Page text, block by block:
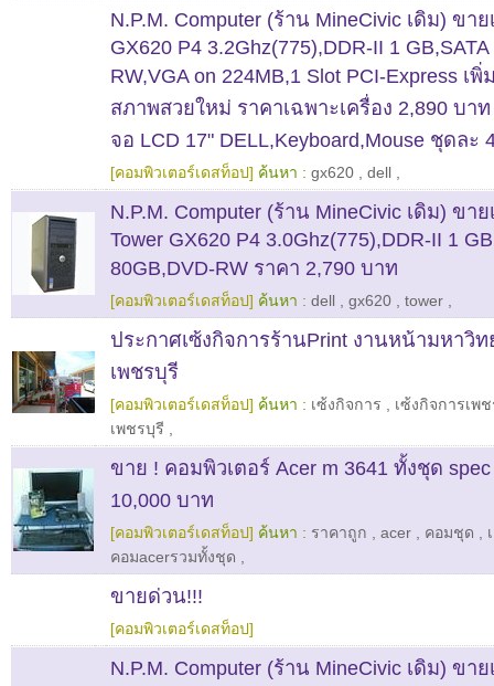
N.P.M. Computer (ร้าน MineCivic เดิม) ขาย
GX620 P4 3.2Ghz(775),DDR-II 1
RW,VGA on 224MB,1 Slot PCI-Express เ
สภาพสวยใหม่ ราคาเฉพาะเครื่อง 2,890 บา
จอ LCD 17" DELL,Keyboard,Mouse ชุดละ
[คอมพิวเตอร์เดสท็อป] ค้นหา : gx620 dell
N.P.M. Computer (ร้าน MineCivic เดิม) ขาย
Tower GX620 P4 3.0Ghz(775),DDR-II 1
80GB,DVD-RW ราคา 2,790 บาท
[คอมพิวเตอร์เดสท็อป] ค้นหา : dell gx620 tower
ประกาศเซ้งกิจการร้านPrint งานหน้ามหาวิ
เพชรบุรี
[คอมพิวเตอร์เดสท็อป] ค้นหา : เซ้งกิจการ
เซ้งกิจการเพ
เพชรบุรี
ขาย ! คอมพิวเตอร์ Acer m 3641 ทั้งชุด
10,000 บาท
[คอมพิวเตอร์เดสท็อป] ค้นหา : ราคาถูก acer คอมชุด
คอมacerรวมทั้งชุด
ขายด่วน!!!
[คอมพิวเตอร์เดสท็อป]
N.P.M. Computer (ร้าน MineCivic เดิม) ขาย